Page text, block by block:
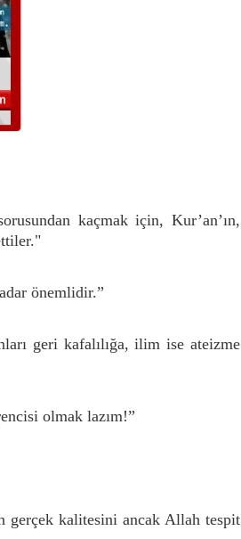
kaçmak için, Kur’an’ın,
önemlidir.”
geri kafalılığa, ilim ise ateizme
olmak lazım!”
gerçek kalitesini ancak Allah tespit